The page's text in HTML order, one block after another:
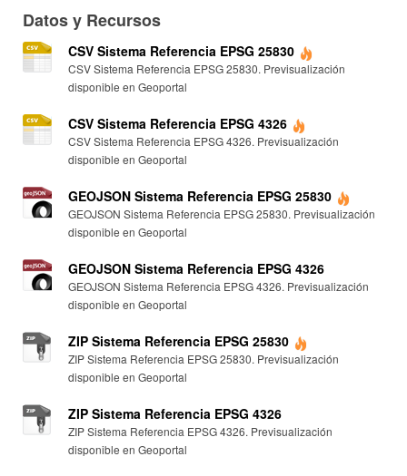
Datos y Recursos
CSV Sistema Referencia EPSG 25830
CSV Sistema Referencia EPSG 25830. Previsualización
disponible en Geoportal
CSV Sistema Referencia EPSG 4326
CSV Sistema Referencia EPSG 4326. Previsualización
disponible en Geoportal
GEOJSON Sistema Referencia EPSG 25830
GEOJSON Sistema Referencia EPSG 25830. Previsualización
disponible en Geoportal
GEOJSON Sistema Referencia EPSG 4326
GEOJSON Sistema Referencia EPSG 4326. Previsualización
disponible en Geoportal
ZIP Sistema Referencia EPSG 25830
ZIP Sistema Referencia EPSG 25830. Previsualización
disponible en Geoportal
ZIP Sistema Referencia EPSG 4326
ZIP Sistema Referencia EPSG 4326. Previsualización
disponible en Geoportal